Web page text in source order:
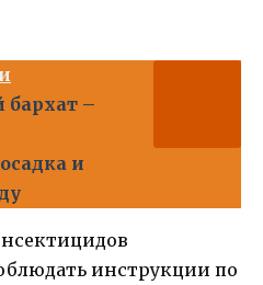
–
и
инструкции по